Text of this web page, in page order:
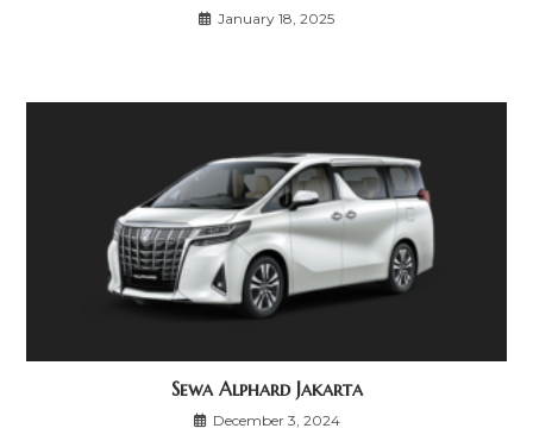
January 18, 2025
Sewa Alphard Jakarta
December 3, 2024